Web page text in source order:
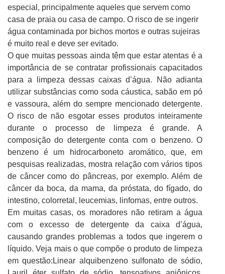
especial, principalmente aqueles que servem como
casa de praia ou casa de campo. O risco de se ingerir
água contaminada por bichos mortos e outras sujeiras
é muito real e deve ser evitado.
O que muitas pessoas ainda têm que estar atentas é a
importância de se contratar profissionais capacitados
para a limpeza dessas caixas d’água. Não adianta
utilizar substâncias como soda cáustica, sabão em pó
e vassoura, além do sempre mencionado detergente.
O risco de não esgotar esses produtos inteiramente
durante o processo de limpeza é grande. A
composição do detergente conta com o benzeno. O
benzeno é um hidrocarboneto aromático, que, em
pesquisas realizadas, mostra relação com vários tipos
de câncer como do pâncreas, por exemplo. Além de
câncer da boca, da mama, da próstata, do fígado, do
intestino, colorretal, leucemias, linfomas, entre outros.
Em muitas casas, os moradores não retiram a água
com o excesso de detergente da caixa d’água,
causando grandes problemas a todos que ingerem o
líquido. Veja mais o que compõe o produto de limpeza
em questão: Linear alquibenzeno sulfonato de sódio,